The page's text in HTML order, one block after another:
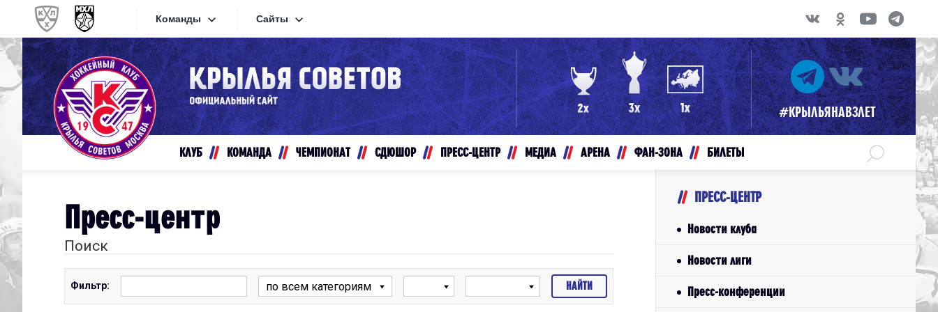
Команды
Конференция «Запад»
Дивизион Золотой
Академия Михайлова
Локо
МХК Динамо СПб
СКА-1946
Конференция «Восток»
Дивизион Золотой
Авто
Толпар
Чайка
Сайты
Сайты
Видеотрансляции
Хайлайты
Приложение МХЛ
#КРЫЛЬЯНАВЗЛЕТ
КЛУБ КОМАНДА ЧЕМПИОНАТ СДЮШОР ПРЕСС-ЦЕНТР МЕДИА АРЕНА ФАН-ЗОНА БИЛЕТЫ
Пресс-центр
Поиск
Фильтр:
ПРЕСС-ЦЕНТР
Новости клуба
Новости лиги
Пресс-конференции